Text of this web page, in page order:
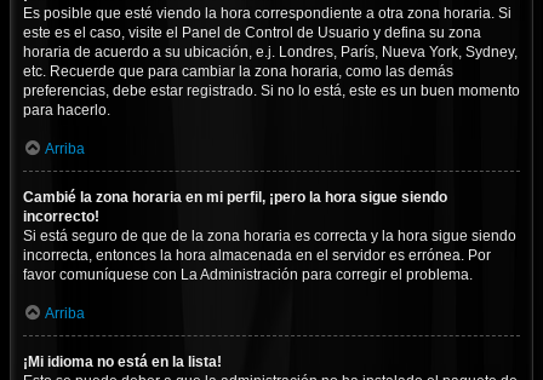
Es posible que esté viendo la hora correspondiente a otra zona horaria. Si
este es el caso, visite el Panel de Control de Usuario y defina su zona
horaria de acuerdo a su ubicación, e.j. Londres, París, Nueva York, Sydney,
etc. Recuerde que para cambiar la zona horaria, como las demás
preferencias, debe estar registrado. Si no lo está, este es un buen momento
para hacerlo.
Arriba
Cambié la zona horaria en mi perfil, ¡pero la hora sigue siendo
incorrecto!
Si está seguro de que de la zona horaria es correcta y la hora sigue siendo
incorrecta, entonces la hora almacenada en el servidor es errónea. Por
favor comuníquese con La Administración para corregir el problema.
Arriba
¡Mi idioma no está en la lista!